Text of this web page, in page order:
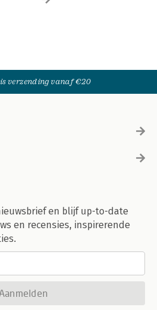
verzending vanaf €20
en blijf up-to-date
en recensies, inspirerende
Aanmelden